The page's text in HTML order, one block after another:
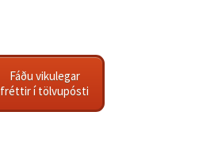
Fáðu vikulegar
fréttir í tölvupósti